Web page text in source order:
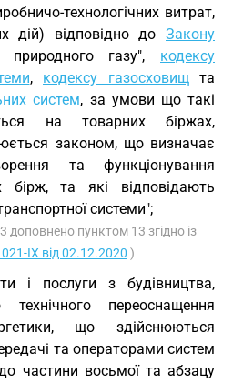
технологічних витрат,
дій) відповідно до Закону
газу", кодексу
, кодексу газосховищта
систем, за умови що такі
на товарних біржах,
законом, що визначає
та функціонування
бірж, та які відповідають
системи";
доповнено пунктом 13 згідно із
IX від 02.12.2020 )
і послуги з будівництва,
технічного переоснащення
що здійснюються
та операторами систем
частини восьмої та абзацу